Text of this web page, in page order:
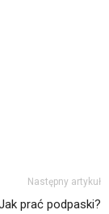
Następny artykuł
prać podpaski?